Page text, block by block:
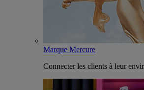
Marque Mercure
Connecter les clients à leur